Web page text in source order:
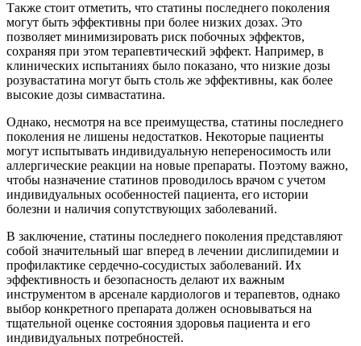
Также стоит отметить, что статины последнего поколения
могут быть эффективны при более низких дозах. Это
позволяет минимизировать риск побочных эффектов,
сохраняя при этом терапевтический эффект. Например, в
клинических испытаниях было показано, что низкие дозы
розувастатина могут быть столь же эффективны, как более
высокие дозы симвастатина.
Однако, несмотря на все преимущества, статины последнего
поколения не лишены недостатков. Некоторые пациенты
могут испытывать индивидуальную непереносимость или
аллергические реакции на новые препараты. Поэтому важно,
чтобы назначение статинов проводилось врачом с учетом
индивидуальных особенностей пациента, его истории
болезни и наличия сопутствующих заболеваний.
В заключение, статины последнего поколения представляют
собой значительный шаг вперед в лечении дислипидемии и
профилактике сердечно-сосудистых заболеваний. Их
эффективность и безопасность делают их важным
инструментом в арсенале кардиологов и терапевтов, однако
выбор конкретного препарата должен основываться на
тщательной оценке состояния здоровья пациента и его
индивидуальных потребностей.